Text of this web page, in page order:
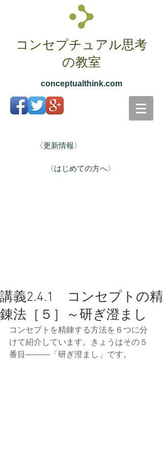
コンセプチュアル思考
の教室
conceptualthink.com
〈更新情報〉
〈はじめての方へ〉
講義2.4.1 コンセプトの精
錬法［５］～研ぎ澄まし
コンセプトを精錬する方法を６つに分
けて紹介しています。きょうはその５
番目―――「研ぎ澄まし」です。